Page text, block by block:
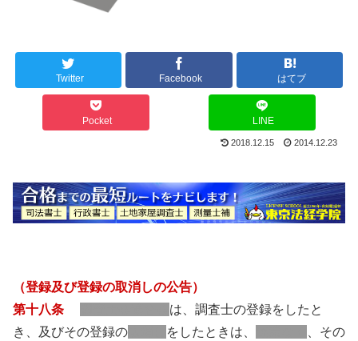
Twitter Facebook はてブ
Pocket LINE
2018.12.15 2014.12.23
（登録及び登録の取消しの公告）
第十八条
は、調査士の登録をしたと
き、及びその登録の
をしたときは、
、その